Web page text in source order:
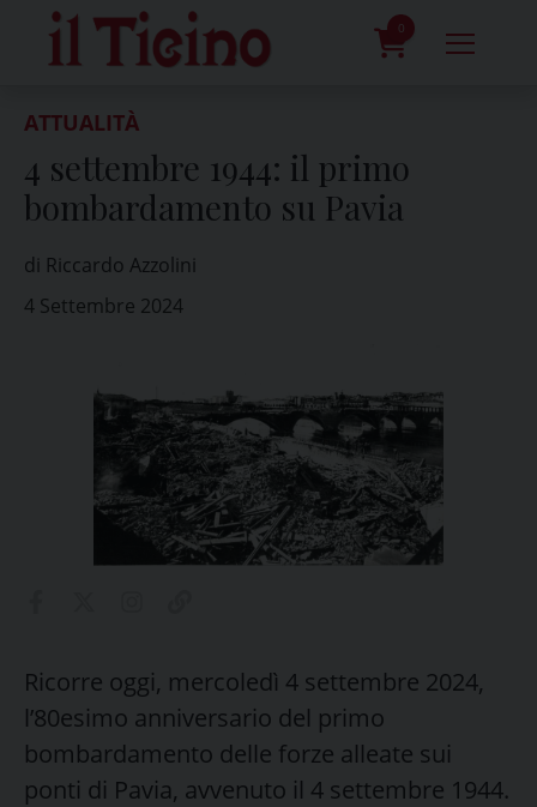
content
0
ATTUALITÀ
4 settembre 1944: il primo
bombardamento su Pavia
di Riccardo Azzolini
4 Settembre 2024
Ricorre oggi, mercoledì 4 settembre 2024,
l’80esimo anniversario del primo
bombardamento delle forze alleate sui
ponti di Pavia, avvenuto il 4 settembre 1944.